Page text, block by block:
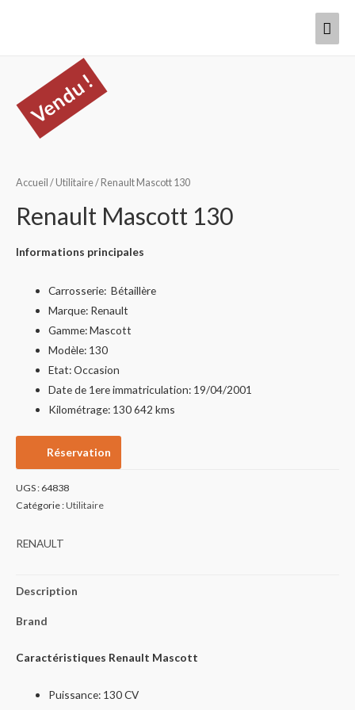
Vendu !
Accueil / Utilitaire/ Renault Mascott 130
Renault Mascott 130
Informations principales
Carrosserie: Bétaillère
Marque: Renault
Gamme: Mascott
Modèle: 130
Etat: Occasion
Date de 1ere immatriculation: 19/04/2001
Kilométrage: 130 642 kms
Réservation
UGS : 64838
Catégorie :Utilitaire
RENAULT
Description
Brand
Caractéristiques Renault Mascott
Puissance: 130 CV